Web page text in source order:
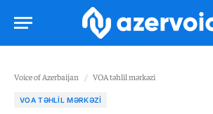
Voice of Azerbaijan / VOA təhlil mərkəzi
VOA TƏHLIL MƏRKƏZI